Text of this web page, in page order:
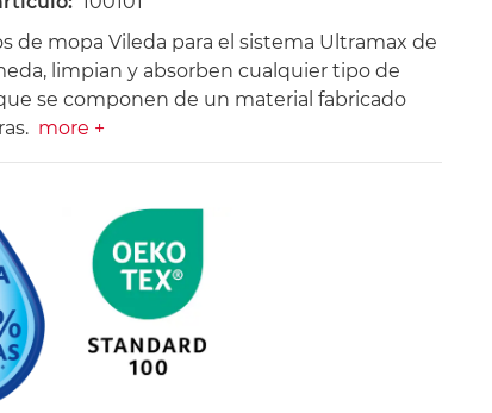
de mopa Vileda para el sistema Ultramax de
limpian y absorben cualquier tipo de
se componen de un material fabricado
more +